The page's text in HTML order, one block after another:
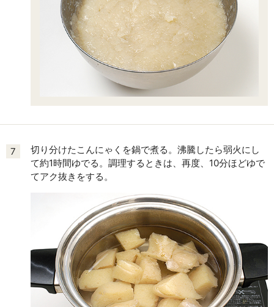
7
切り分けたこんにゃくを鍋で煮る。沸騰したら弱火にし
て約1時間ゆでる。調理するときは、再度、10分ほどゆで
てアク抜きをする。